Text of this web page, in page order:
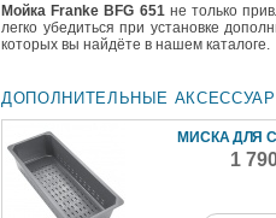
Мойка Franke BFG 651 не только
легко убедиться при установке
которых вы найдёте в нашем каталоге.
ДОПОЛНИТЕЛЬНЫЕ
МИСКА ДЛЯ
1